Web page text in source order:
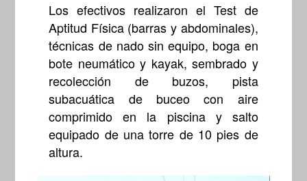
Los efectivos realizaron el Test de
Aptitud Física (barras y abdominales),
técnicas de nado sin equipo, boga en
bote neumático y kayak, sembrado y
recolección de buzos, pista
subacuática de buceo con aire
comprimido en la piscina y salto
equipado de una torre de 10 pies de
altura.